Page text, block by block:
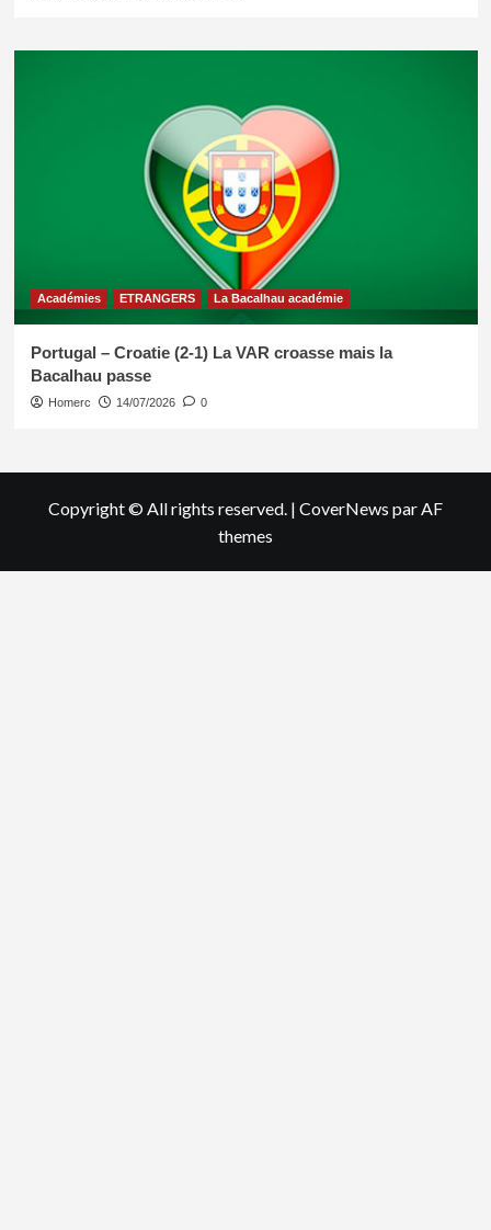
Académies ETRANGERS La Bacalhau académie
Portugal – Croatie (2-1) La VAR croasse mais la
Bacalhau passe
Homerc 14/07/2026 0
Copyright © All rights reserved. | CoverNews par AF
themes